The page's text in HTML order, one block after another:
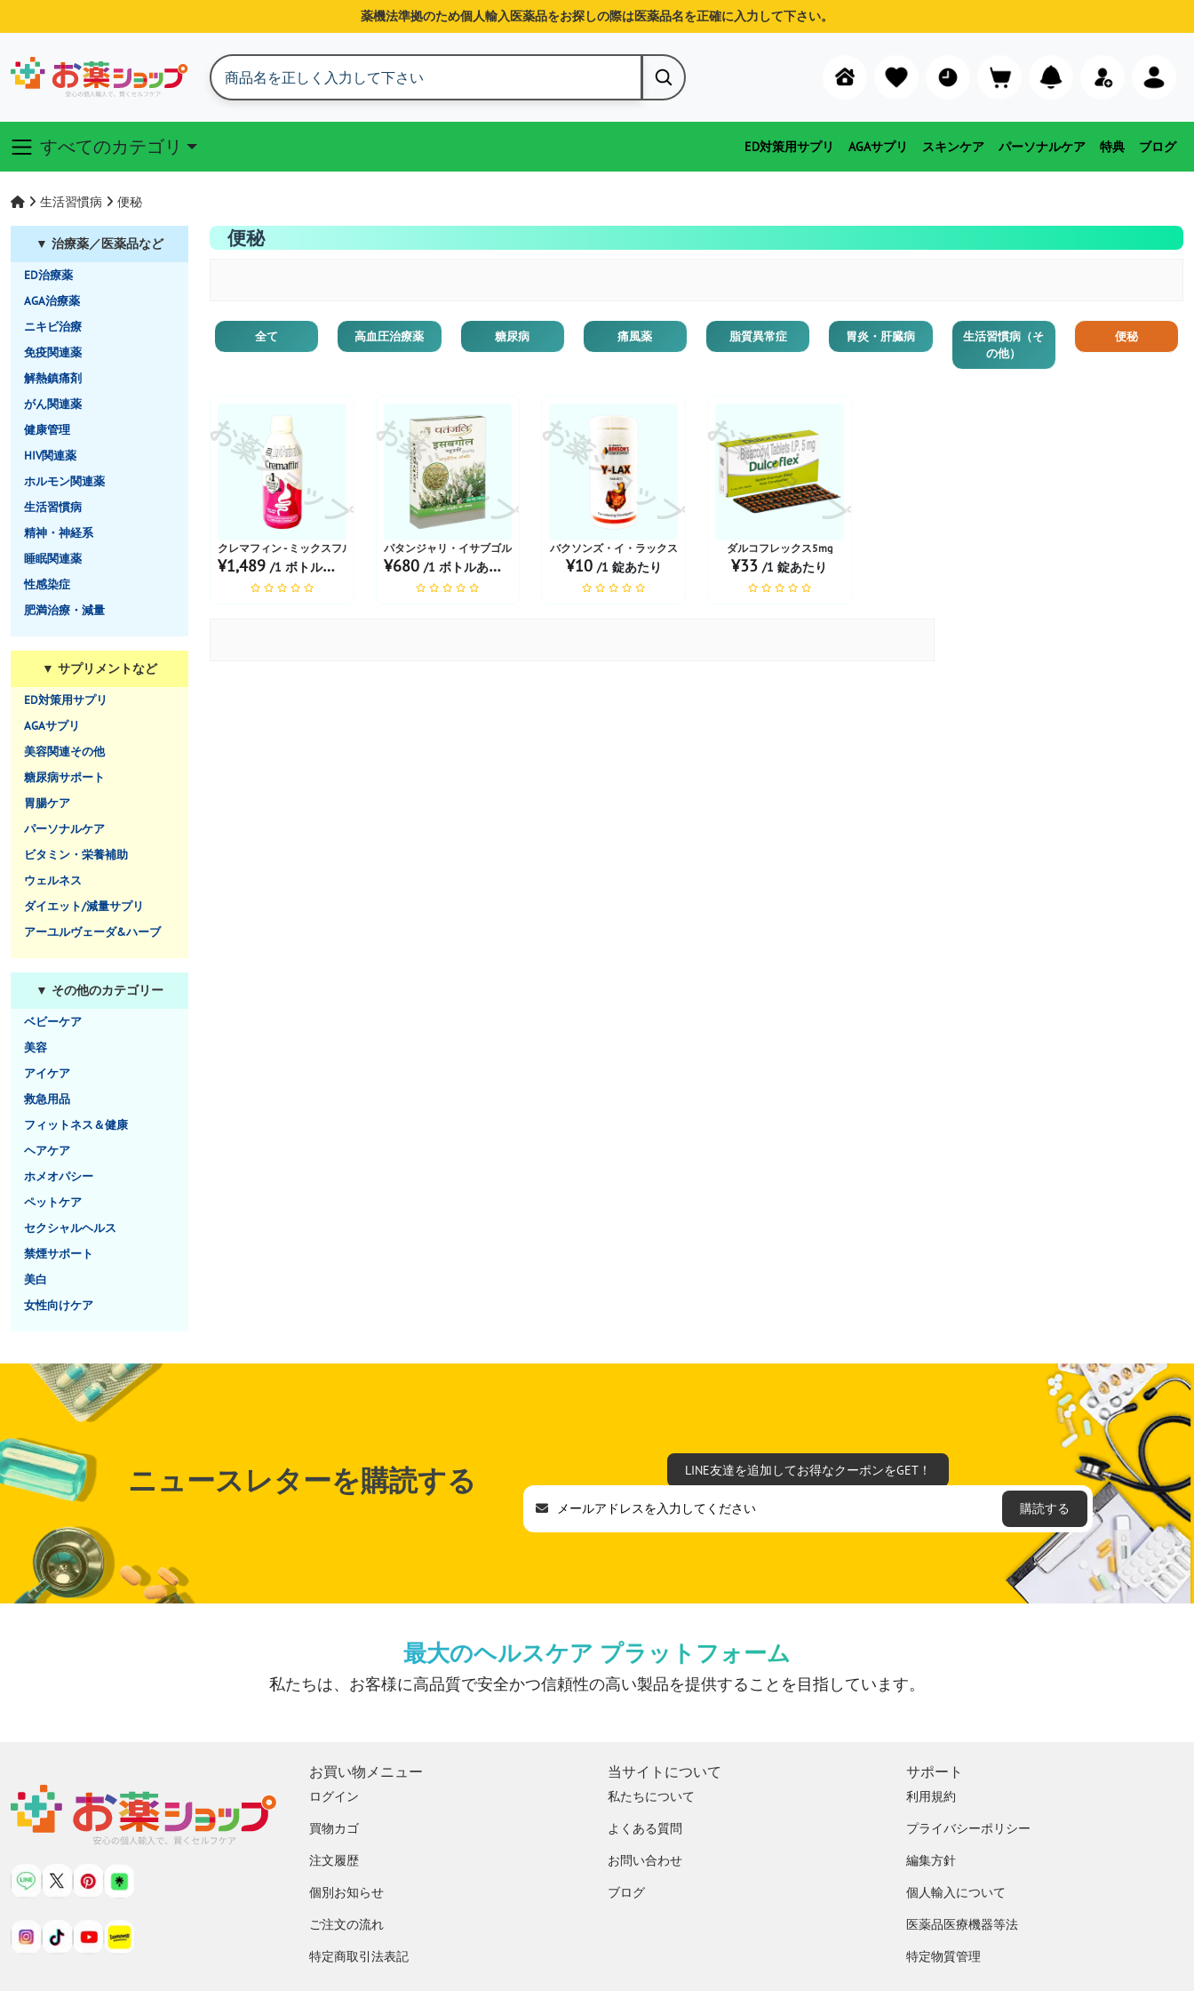
薬機法準拠のため個人輸入医薬品をお探しの際は医薬品名を正確に入力して下さい。
すべてのカテゴリ ED対策用サプリ AGAサプリ スキンケア パーソナルケア 特典 ブログ
生活習慣病 便秘
▼ 治療薬／医薬品など
ED治療薬
AGA治療薬
ニキビ治療
免疫関連薬
解熱鎮痛剤
がん関連薬
健康管理
HIV関連薬
ホルモン関連薬
生活習慣病
精神・神経系
睡眠関連薬
性感染症
肥満治療・減量
▼ サプリメントなど
ED対策用サプリ
AGAサプリ
美容関連その他
糖尿病サポート
胃腸ケア
パーソナルケア
ビタミン・栄養補助
ウェルネス
ダイエット/減量サプリ
アーユルヴェーダ&ハーブ
▼ その他のカテゴリー
ベビーケア
美容
アイケア
救急用品
フィットネス＆健康
ヘアケア
ホメオパシー
ペットケア
セクシャルヘルス
禁煙サポート
美白
女性向けケア
便秘
全て 高血圧治療薬 糖尿病 痛風薬 脂質異常症 胃炎・肝臓病
生活習慣病（そ
の他）
便秘
お薬ショップ
クレマフィン - ミックスフルーツ
¥1,489 /1 ボトルあたり
お薬ショップ
パタンジャリ・イサブゴル・ブシ
¥680 /1 ボトルあたり
お薬ショップ
バクソンズ・イ・ラックス
¥10 /1 錠あたり
お薬ショップ
ダルコフレックス5mg
¥33/1 錠あたり
ニュースレターを購読する LINE友達を追加してお得なクーポンをGET！
購読する
最大のヘルスケア プラットフォーム
私たちは、お客様に高品質で安全かつ信頼性の高い製品を提供することを目指しています。
お買い物メニュー
ログイン
買物カゴ
注文履歴
個別お知らせ
ご注文の流れ
特定商取引法表記
当サイトについて
私たちについて
よくある質問
お問い合わせ
ブログ
サポート
利用規約
プライバシーポリシー
編集方針
個人輸入について
医薬品医療機器等法
特定物質管理